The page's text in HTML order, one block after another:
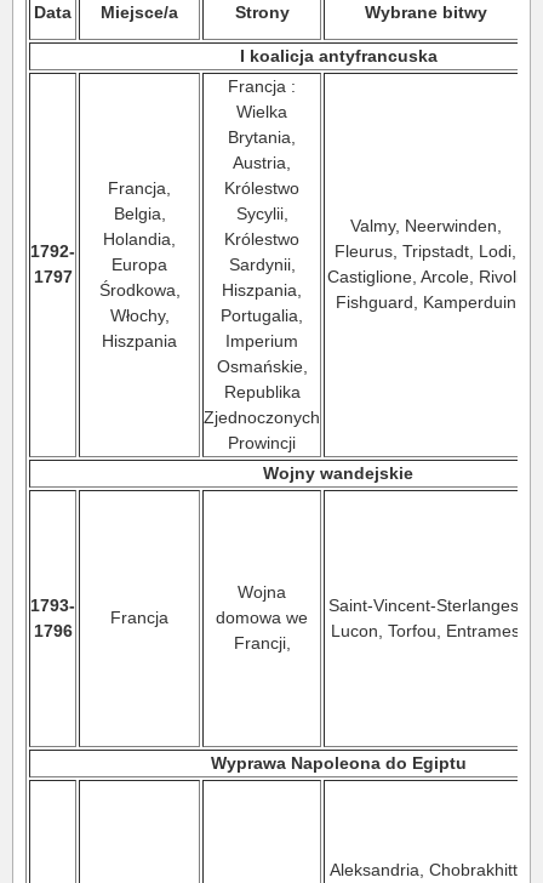
Data Miejsce/a Strony Wybrane bitwy
I koalicja antyfrancuska
1792-
1797
Francja,
Belgia,
Holandia,
Europa
Środkowa,
Włochy,
Hiszpania
Francja :
Wielka
Brytania,
Austria,
Królestwo
Sycylii,
Królestwo
Sardynii,
Hiszpania,
Portugalia,
Imperium
Osmańskie,
Republika
Zjednoczonych
Prowincji
Valmy, Neerwinden,
Fleurus, Tripstadt, Lodi,
Castiglione, Arcole, Rivoli,
Fishguard, Kamperduin
Wojny wandejskie
1793-
1796
Francja
Wojna
domowa we
Francji,
Saint-Vincent-Sterlanges,
Lucon, Torfou, Entrames
Wyprawa Napoleona do Egiptu
Aleksandria, Chobrakhitt,